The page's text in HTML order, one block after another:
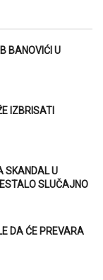
BANOVIĆI U
IZBRISATI
SKANDAL U
SLUČAJNO
DA ĆE PREVARA